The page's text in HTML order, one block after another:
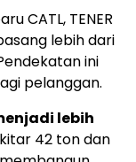
CATL, TENER
lebih dari
ini
pelanggan.
lebih
42 ton dan